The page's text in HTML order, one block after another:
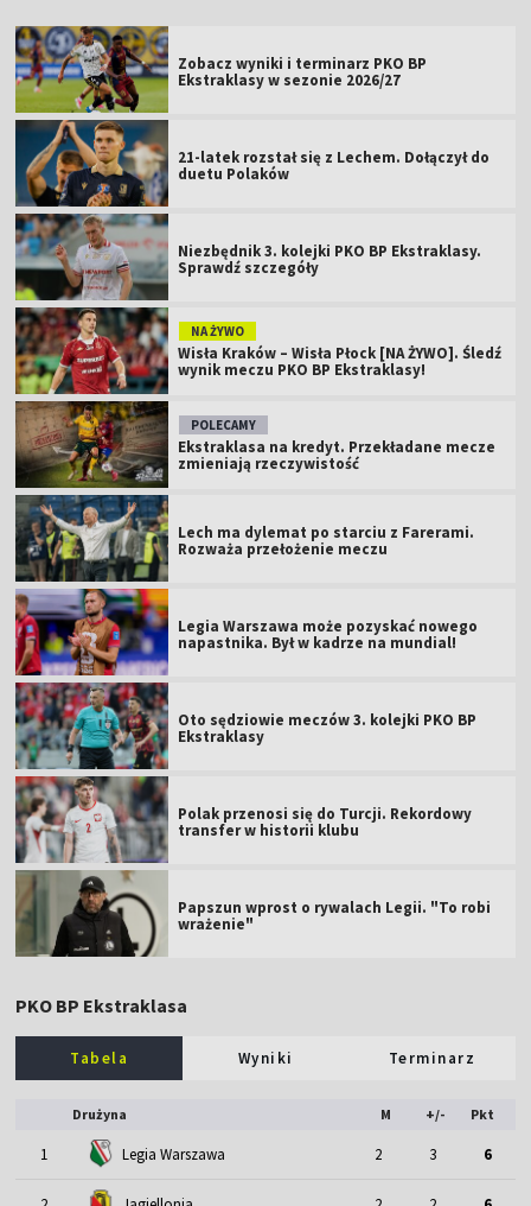
Zobacz wyniki i terminarz PKO BP
Ekstraklasy w sezonie 2026/27
21-latek rozstał się z Lechem. Dołączył do
duetu Polaków
Niezbędnik 3. kolejki PKO BP Ekstraklasy.
Sprawdź szczegóły
NA ŻYWO
Wisła Kraków – Wisła Płock [NA ŻYWO]. Śledź
wynik meczu PKO BP Ekstraklasy!
POLECAMY
Ekstraklasa na kredyt. Przekładane mecze
zmieniają rzeczywistość
Lech ma dylemat po starciu z Farerami.
Rozważa przełożenie meczu
Legia Warszawa może pozyskać nowego
napastnika. Był w kadrze na mundial!
Oto sędziowie meczów 3. kolejki PKO BP
Ekstraklasy
Polak przenosi się do Turcji. Rekordowy
transfer w historii klubu
Papszun wprost o rywalach Legii. "To robi
wrażenie"
PKO BP Ekstraklasa
Tabela Wyniki Terminarz
Drużyna M +/- Pkt
1 Legia Warszawa 2 3 6